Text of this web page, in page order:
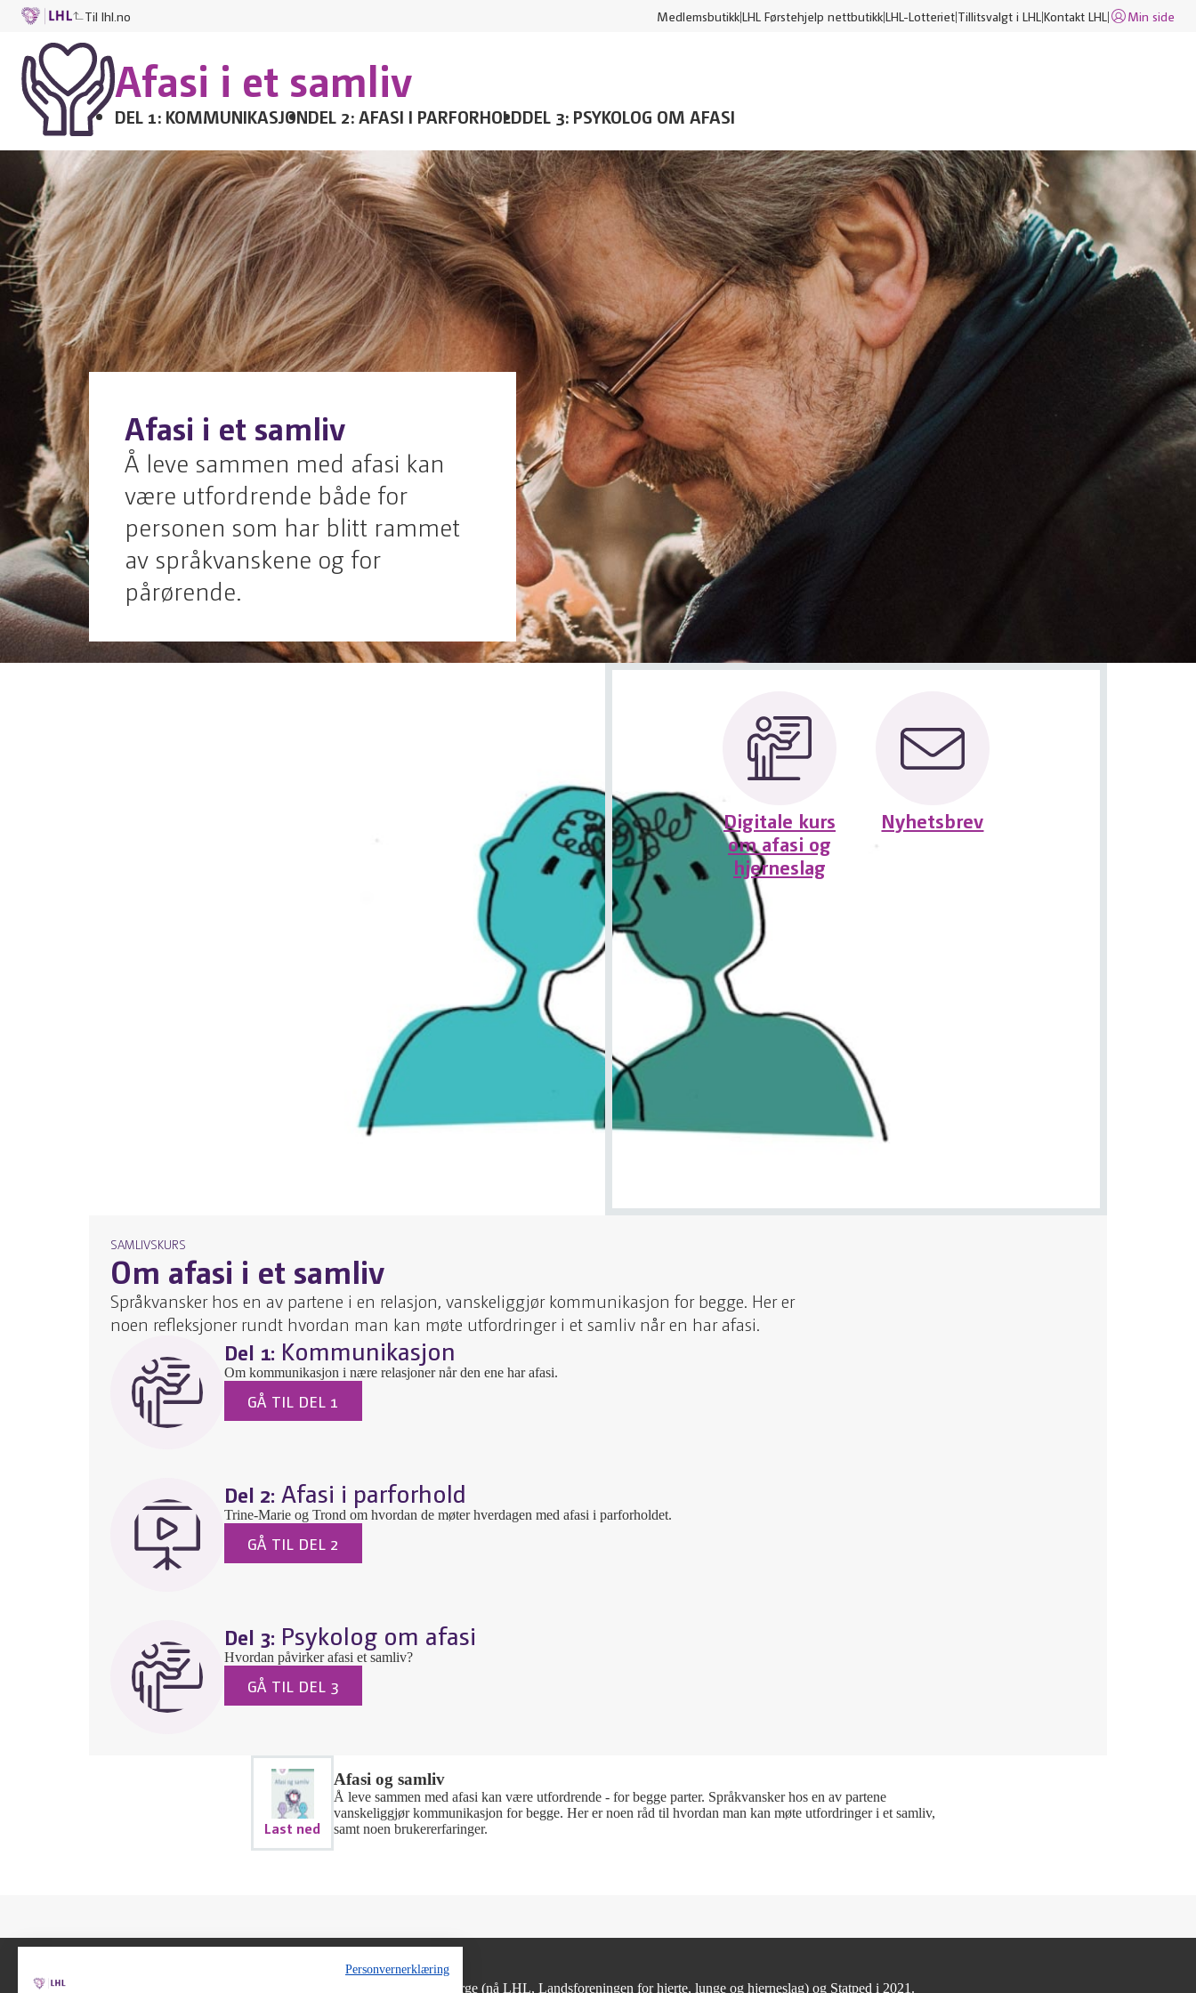
Til lhl.no MedlemsbutikkLHL Førstehjelp nettbutikkLHL-Lotteriet Tillitsvalgt i LHL Kontakt LHL Min side
Afasi i et samliv
DEL 1: KOMMUNIKASJONDEL 2: AFASI I PARFORHOLDDEL 3: PSYKOLOG OM AFASI
Afasi i et samliv
Å leve sammen med afasi kan
være utfordrende både for
personen som har blitt rammet
av språkvanskene og for
pårørende.
Digitale kurs
om afasi og
hjerneslag
Nyhetsbrev
SAMLIVSKURS
Om afasi i et samliv
Språkvansker hos en av partene i en relasjon, vanskeliggjør kommunikasjon for begge. Her er
noen refleksjoner rundt hvordan man kan møte utfordringer i et samliv når en har afasi.
Del 1: Kommunikasjon
Om kommunikasjon i nære relasjoner når den ene har afasi.
GÅ TIL DEL 1
Del 2: Afasi i parforhold
Trine-Marie og Trond om hvordan de møter hverdagen med afasi i parforholdet.
GÅ TIL DEL 2
Del 3: Psykolog om afasi
Hvordan påvirker afasi et samliv?
GÅ TIL DEL 3
Afasi og samliv
Å leve sammen med afasi kan være utfordrende - for begge parter. Språkvansker hos en av partene
vanskeliggjør kommunikasjon for begge. Her er noen råd til hvordan man kan møte utfordringer i et samliv,
samt noen brukererfaringer.
Last ned
Afasiforbundet i Norge (nå LHL, Landsforeningen for hjerte, lunge og hjerneslag) og Statped i 2021.
Personvernerklæring